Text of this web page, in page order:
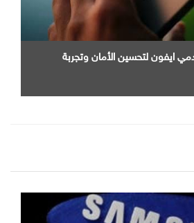
ايفون لتحسين الأمان وتجربة